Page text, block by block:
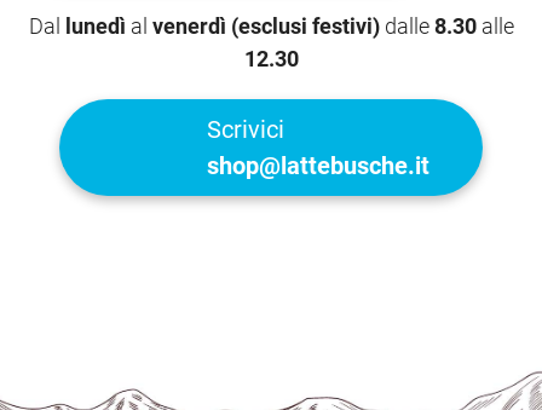
Dal lunedì al venerdì (esclusi festivi) dalle8.30alle
12.30
Scrivici
shop@lattebusche.it